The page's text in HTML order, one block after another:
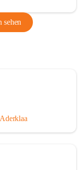
sehen